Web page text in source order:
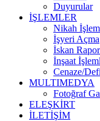
Duyurular
İŞLEMLER
Nikah
İşyeri Açma
İskan
İnşaat
Cenaze/
MULTIMEDYA
Fotoğraf
ELEŞKİRT
İLETİŞİM